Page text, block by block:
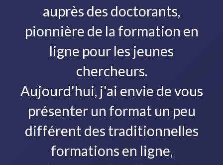
auprès des doctorants,
pionnière de la formation en
ligne pour les jeunes
chercheurs.
Aujourd'hui, j'ai envie de vous
présenter un format un peu
différent des traditionnelles
formations en ligne,